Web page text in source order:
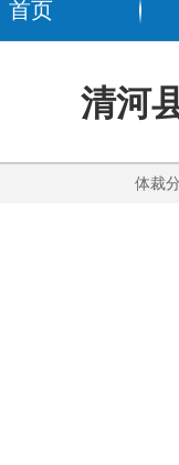
首页
清河
体裁